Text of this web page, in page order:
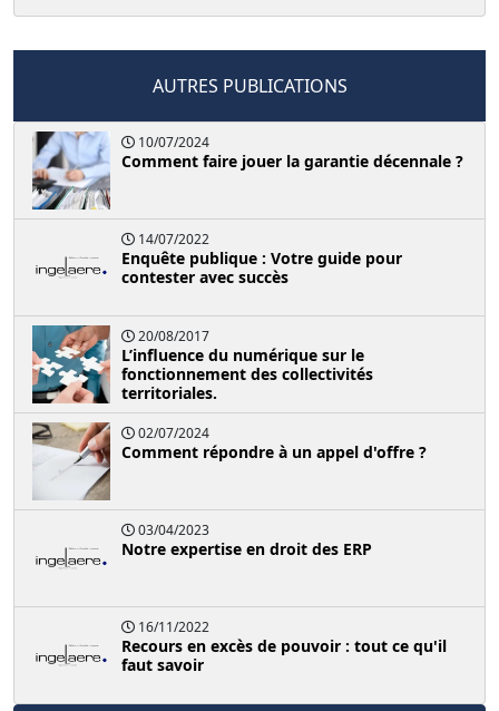
AUTRES PUBLICATIONS
10/07/2024
Comment faire jouer la garantie décennale ?
14/07/2022
Enquête publique : Votre guide pour
contester avec succès
20/08/2017
L’influence du numérique sur le
fonctionnement des collectivités
territoriales.
02/07/2024
Comment répondre à un appel d'offre ?
03/04/2023
Notre expertise en droit des ERP
16/11/2022
Recours en excès de pouvoir : tout ce qu'il
faut savoir